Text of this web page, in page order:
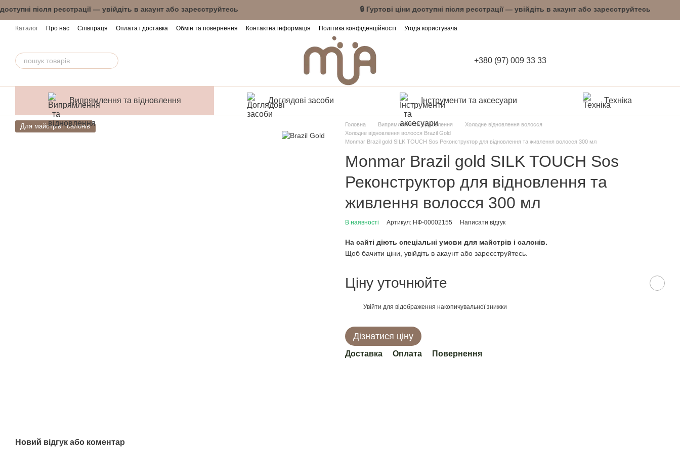
Перейти до основного контенту
доступні після реєстрації — увійдіть в акаунт або зареєструйтесь 🔒 Гуртові ціни доступні після реєстрації — увійдіть в акаунт або
Каталог Про нас Співпраця Оплата і доставка Обмін та повернення Контактна інформація Політика конфіденційності Угода користувача
+380 (97) 009 33 33
Випрямлення та відновлення Доглядові засоби Інструменти та аксесуари Техніка
Для майстрів і салонів
Новий відгук або коментар
Головна Випрямлення та відновлення
Холодне відновлення волосся
Холодне відновлення волосся Brazil Gold
Monmar Brazil gold SILK TOUCH Sos Реконструктор для відновлення та живлення волосся 300 мл
Monmar Brazil gold SILK TOUCH Sos
Реконструктор для відновлення та
живлення волосся 300 мл
В наявності Артикул: НФ-00002155 Написати відгук
На сайті діють спеціальні умови для майстрів і салонів.
Щоб бачити ціни, увійдіть в акаунт або зареєструйтесь.
Ціну уточнюйте
Увійти для відображення накопичувальної знижки
Дізнатися ціну
Доставка Оплата Повернення